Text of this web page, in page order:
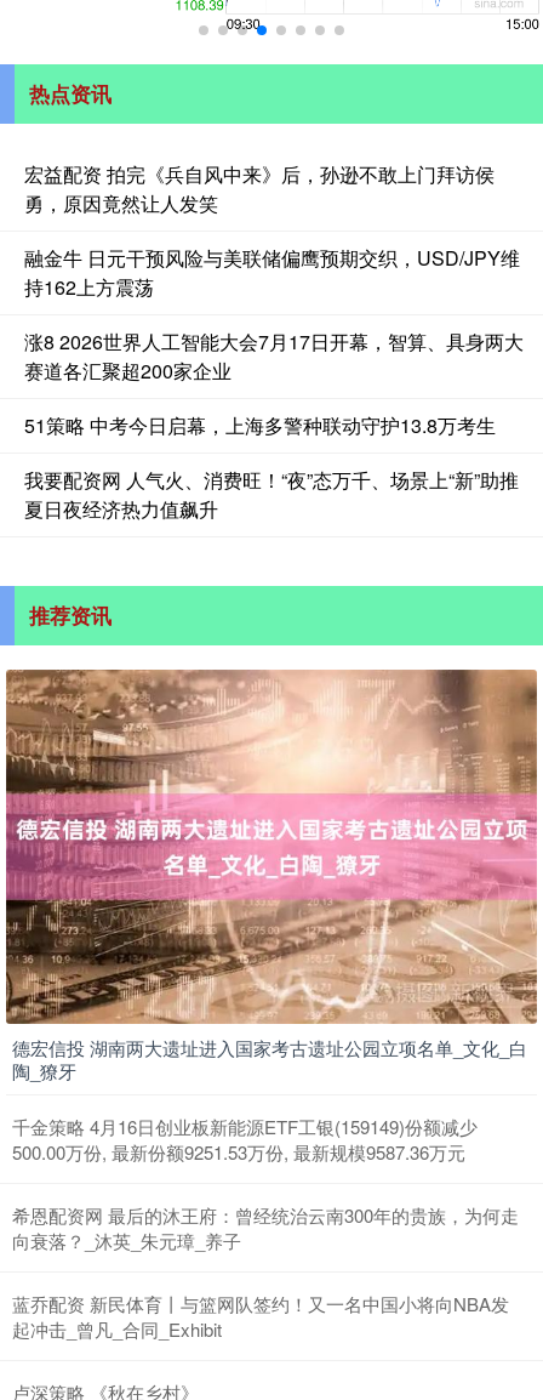
热点资讯
宏益配资 拍完《兵自风中来》后，孙逊不敢上门拜访侯
勇，原因竟然让人发笑
融金牛 日元干预风险与美联储偏鹰预期交织，USD/JPY维
持162上方震荡
涨8 2026世界人工智能大会7月17日开幕，智算、具身两大
赛道各汇聚超200家企业
51策略 中考今日启幕，上海多警种联动守护13.8万考生
我要配资网 人气火、消费旺！“夜”态万千、场景上“新”助推
夏日夜经济热力值飙升
推荐资讯
德宏信投 湖南两大遗址进入国家考古遗址公园立项名单_文化_白
陶_獠牙
千金策略 4月16日创业板新能源ETF工银(159149)份额减少
500.00万份, 最新份额9251.53万份, 最新规模9587.36万元
希恩配资网 最后的沐王府：曾经统治云南300年的贵族，为何走
向衰落？_沐英_朱元璋_养子
蓝乔配资 新民体育丨与篮网队签约！又一名中国小将向NBA发
起冲击_曾凡_合同_Exhibit
卢深策略 《秋在乡村》